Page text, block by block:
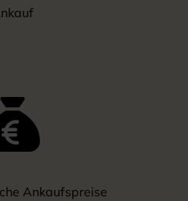
Ankaufspreise